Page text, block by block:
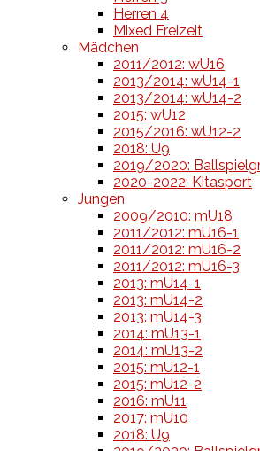
Herren 4
Mixed Freizeit
Mädchen
2011/2012: wU16
2013/2014: wU14-1
2013/2014: wU14-2
2015: wU12
2015/2016: wU12-2
2018: U9
2019/2020:
2020-2022: Kitasport
Jungen
2009/2010: mU18
2011/2012: mU16-1
2011/2012: mU16-2
2011/2012: mU16-3
2013: mU14-1
2013: mU14-2
2013: mU14-3
2014: mU13-1
2014: mU13-2
2015: mU12-1
2015: mU12-2
2016: mU11
2017: mU10
2018: U9